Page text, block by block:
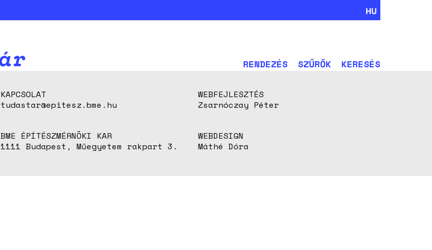
HU
RENDEZÉS SZŰRŐK KERESÉS
KAPCSOLAT
tudastar@epitesz.bme.hu
BME ÉPÍTÉSZMÉRNÖKI KAR
1111 Budapest, Műegyetem rakpart 3.
WEBFEJLESZTÉS
Zsarnóczay Péter
WEBDESIGN
Máthé Dóra